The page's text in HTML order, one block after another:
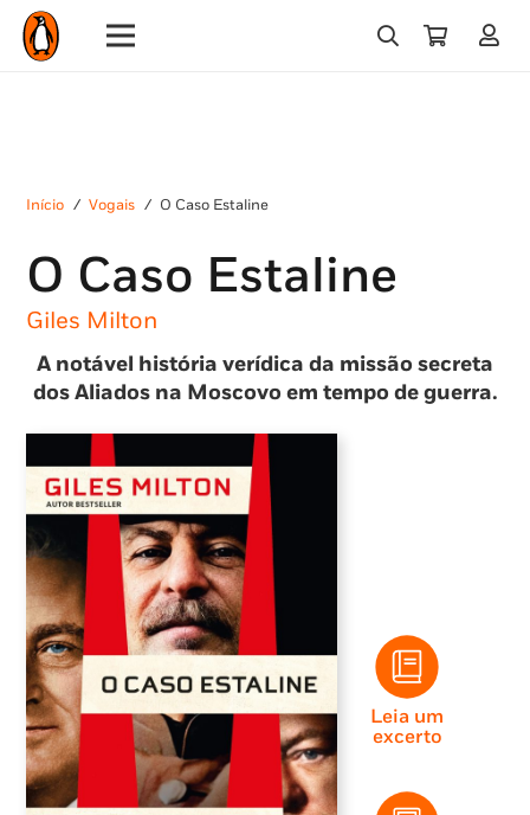
Início / Vogais / O Caso Estaline
O Caso Estaline
Giles Milton
A notável história verídica da missão secreta
dos Aliados na Moscovo em tempo de guerra.
Leia um
excerto